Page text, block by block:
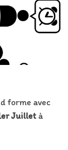
forme avec
Juilletà